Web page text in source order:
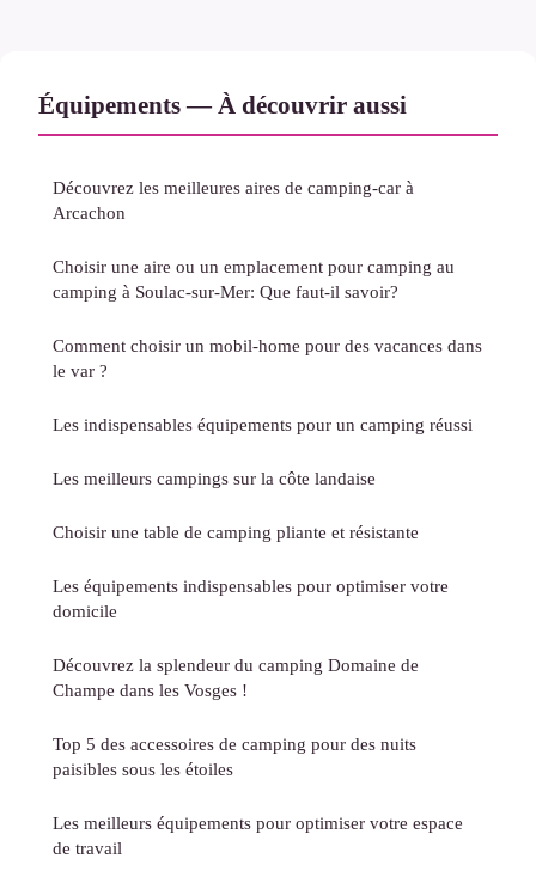
Équipements — À découvrir aussi
Découvrez les meilleures aires de camping-car à
Arcachon
Choisir une aire ou un emplacement pour camping au
camping à Soulac-sur-Mer: Que faut-il savoir?
Comment choisir un mobil-home pour des vacances dans
le var ?
Les indispensables équipements pour un camping réussi
Les meilleurs campings sur la côte landaise
Choisir une table de camping pliante et résistante
Les équipements indispensables pour optimiser votre
domicile
Découvrez la splendeur du camping Domaine de
Champe dans les Vosges !
Top 5 des accessoires de camping pour des nuits
paisibles sous les étoiles
Les meilleurs équipements pour optimiser votre espace
de travail